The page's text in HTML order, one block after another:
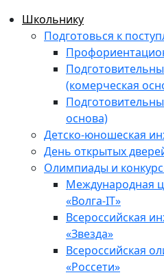
Школьнику
Подготовься к
(комерческая
основа)
Детско-юношеская
День открытых
Олимпиады и
Международная
«Волга-IT»
Всероссийская
«Звезда»
Всероссийская
«Россети»